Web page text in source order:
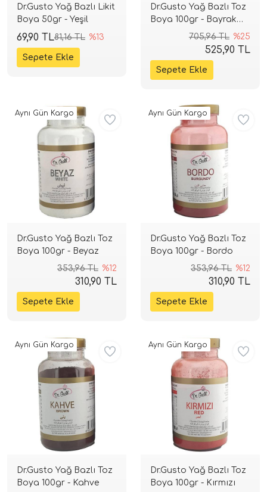
Dr.Gusto Yağ Bazlı Likit
Boya 50gr - Yeşil
81,16 TL %13
69,90 TL
Dr.Gusto Yağ Bazlı Toz
Boya 100gr - Bayrak
705,96 TL %25
525,90 TL
Dr.Gusto Yağ Bazlı Toz
Boya 100gr - Beyaz
353,96 TL %12
310,90 TL
Aynı Gün Kargo
Dr.Gusto Yağ Bazlı Toz
Boya 100gr - Bordo
353,96 TL %12
310,90 TL
Aynı Gün Kargo
Dr.Gusto Yağ Bazlı Toz
Boya 100gr - Kahve
Aynı Gün Kargo
Dr.Gusto Yağ Bazlı Toz
Boya 100gr - Kırmızı
Aynı Gün Kargo